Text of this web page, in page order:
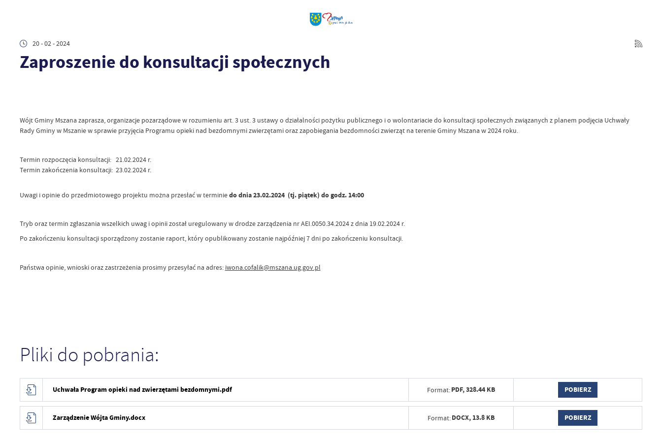
20 - 02 - 2024
Zaproszenie do konsultacji społecznych
Wójt Gminy Mszana zaprasza, organizacje pozarządowe w rozumieniu art. 3 ust. 3 ustawy o działalności pożytku publicznego i o wolontariacie do konsultacji społecznych związanych z planem podjęcia Uchwały
Rady Gminy w Mszanie w sprawie przyjęcia Programu opieki nad bezdomnymi zwierzętami oraz zapobiegania bezdomności zwierząt na terenie Gminy Mszana w 2024 roku.
Termin rozpoczęcia konsultacji: 21.02.2024 r.
Termin zakończenia konsultacji: 23.02.2024 r.
Uwagi i opinie do przedmiotowego projektu można przesłać w terminiedo dnia 23.02.2024 (tj. piątek) do godz. 14:00
Tryb oraz termin zgłaszania wszelkich uwag i opinii został uregulowany w drodze zarządzenia nr AEI.0050.34.2024 z dnia 19.02.2024 r.
Po zakończeniu konsultacji sporządzony zostanie raport, który opublikowany zostanie najpóźniej 7 dni po zakończeniu konsultacji.
Państwa opinie, wnioski oraz zastrzeżenia prosimy przesyłać na adres: iwona.cofalik@mszana.ug.gov.pl
Pliki do pobrania:
Uchwała Program opieki nad zwierzętami bezdomnymi.pdf Format:PDF,328.44 KB POBIERZ
Zarządzenie Wójta Gminy.docx Format:DOCX, 13.8 KB POBIERZ